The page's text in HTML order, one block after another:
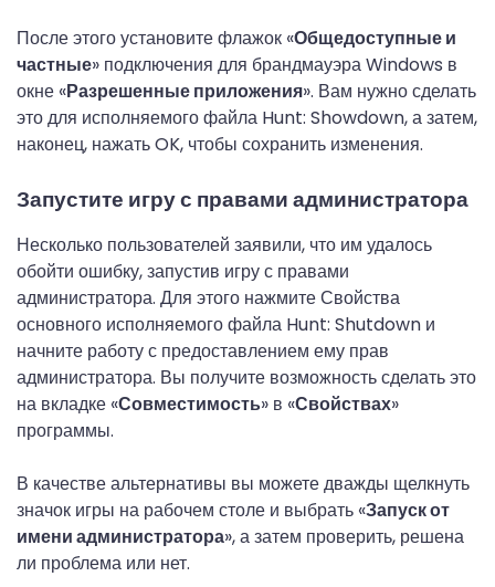
После этого установите флажок «Общедоступные и
частные» подключения для брандмауэра Windows в
окне «Разрешенные приложения». Вам нужно сделать
это для исполняемого файла Hunt: Showdown, а затем,
наконец, нажать OK, чтобы сохранить изменения.
Запустите игру с правами администратора
Несколько пользователей заявили, что им удалось
обойти ошибку, запустив игру с правами
администратора. Для этого нажмите Свойства
основного исполняемого файла Hunt: Shutdown и
начните работу с предоставлением ему прав
администратора. Вы получите возможность сделать это
на вкладке «Совместимость» в «Свойствах»
программы.
В качестве альтернативы вы можете дважды щелкнуть
значок игры на рабочем столе и выбрать «Запуск от
имени администратора», а затем проверить, решена
ли проблема или нет.